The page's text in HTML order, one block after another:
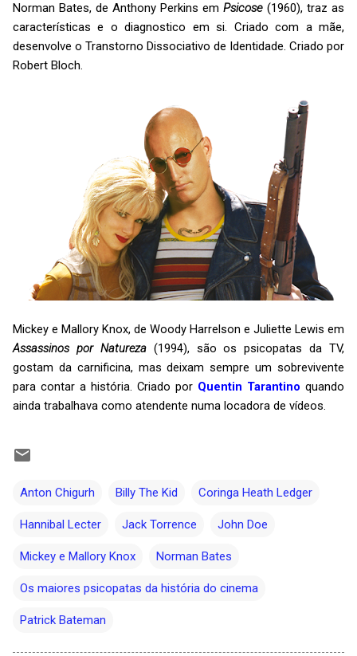
Norman Bates, de Anthony Perkins em Psicose (1960), traz as
características e o diagnostico em si. Criado com a mãe,
desenvolve o Transtorno Dissociativo de Identidade. Criado por
Robert Bloch.
Mickey e Mallory Knox, de Woody Harrelson e Juliette Lewis em
Assassinos por Natureza(1994), são os psicopatas da TV,
gostam da carnificina, mas deixam sempre um sobrevivente
para contar a história. Criado por Quentin Tarantino quando
ainda trabalhava como atendente numa locadora de vídeos.
Anton Chigurh Billy The Kid Coringa Heath Ledger
Hannibal Lecter Jack Torrence John Doe
Mickey e Mallory Knox Norman Bates
Os maiores psicopatas da história do cinema
Patrick Bateman